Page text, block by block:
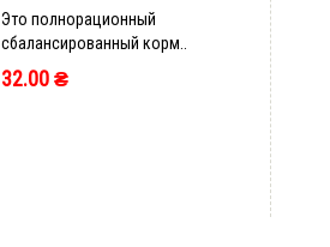
Это полнорационный
сбалансированный корм..
32.00 ₴